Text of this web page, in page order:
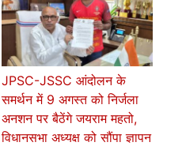
JPSC-JSSC आंदोलन के
समर्थन में 9 अगस्त को निर्जला
अनशन पर बैठेंगे जयराम महतो,
विधानसभा अध्यक्ष को सौंपा ज्ञापन